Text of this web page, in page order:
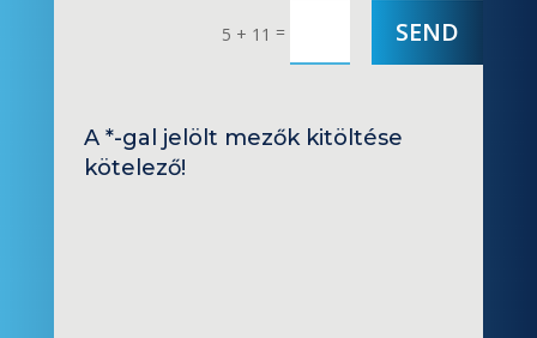
5 + 11 = SEND
A *-gal jelölt mezők kitöltése
kötelező!